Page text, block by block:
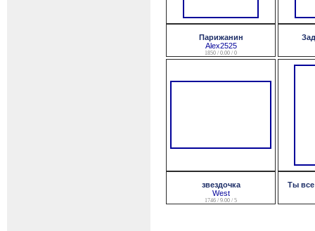
Парижанин
Alex2525
1850 / 0.00 / 0
звездочка
West
1746 / 9.00 / 5
Ты